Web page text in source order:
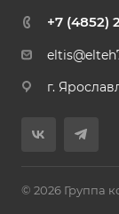
+7 (4852)
г.
© 2026 Группа